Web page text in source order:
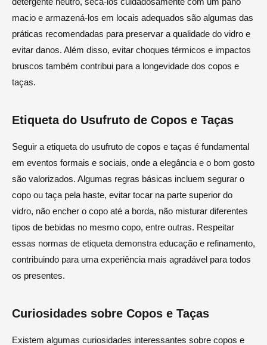
macio e armazená-los em locais adequados são algumas das
práticas recomendadas para preservar a qualidade do vidro e
evitar danos. Além disso, evitar choques térmicos e impactos
bruscos também contribui para a longevidade dos copos e
taças.
Etiqueta do Usufruto de Copos e Taças
Seguir a etiqueta do usufruto de copos e taças é fundamental
em eventos formais e sociais, onde a elegância e o bom gosto
são valorizados. Algumas regras básicas incluem segurar o
copo ou taça pela haste, evitar tocar na parte superior do
vidro, não encher o copo até a borda, não misturar diferentes
tipos de bebidas no mesmo copo, entre outras. Respeitar
essas normas de etiqueta demonstra educação e refinamento,
contribuindo para uma experiência mais agradável para todos
os presentes.
Curiosidades sobre Copos e Taças
Existem algumas curiosidades interessantes sobre copos e